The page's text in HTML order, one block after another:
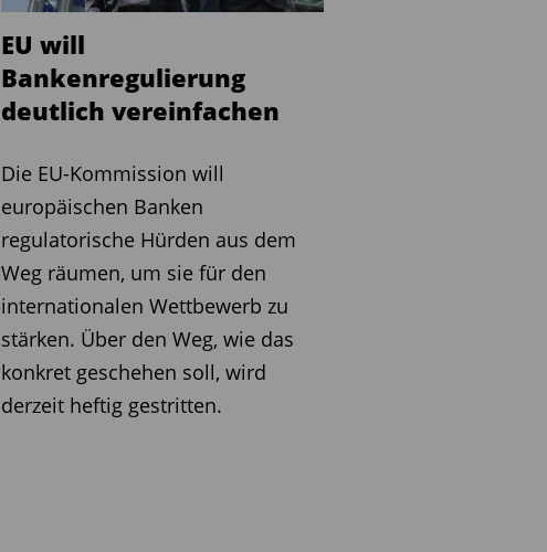
EU will
Bankenregulierung
deutlich vereinfachen
Die EU-Kommission will
europäischen Banken
regulatorische Hürden aus dem
Weg räumen, um sie für den
internationalen Wettbewerb zu
stärken. Über den Weg, wie das
konkret geschehen soll, wird
derzeit heftig gestritten.